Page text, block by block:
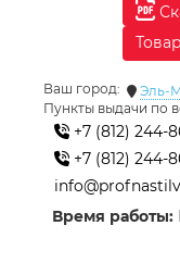
Ваш город:
Эль-
Пункты выдачи по
+7 (812) 244-
+7 (812) 244-
Время работы: